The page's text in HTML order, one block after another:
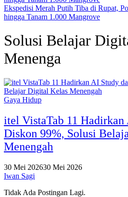
Ekspedisi Merah Putih Tiba di Rupat,
hingga Tanam 1.000 Mangrove
Solusi Belajar
Menenga
Gaya Hidup
itel VistaTab 11 Hadirkan
Diskon 99%, Solusi
Menengah
30 Mei 202630 Mei 2026
Iwan Sagi
Tidak Ada Postingan Lagi.